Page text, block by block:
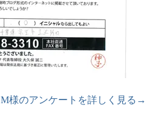
M様のアンケートを詳しく見る→